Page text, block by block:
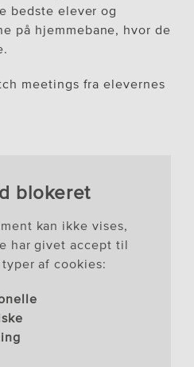
bedste elever og
på hjemmebane, hvor de
meetings fra elevernes
blokeret
kan ikke vises,
har givet accept til
af cookies: